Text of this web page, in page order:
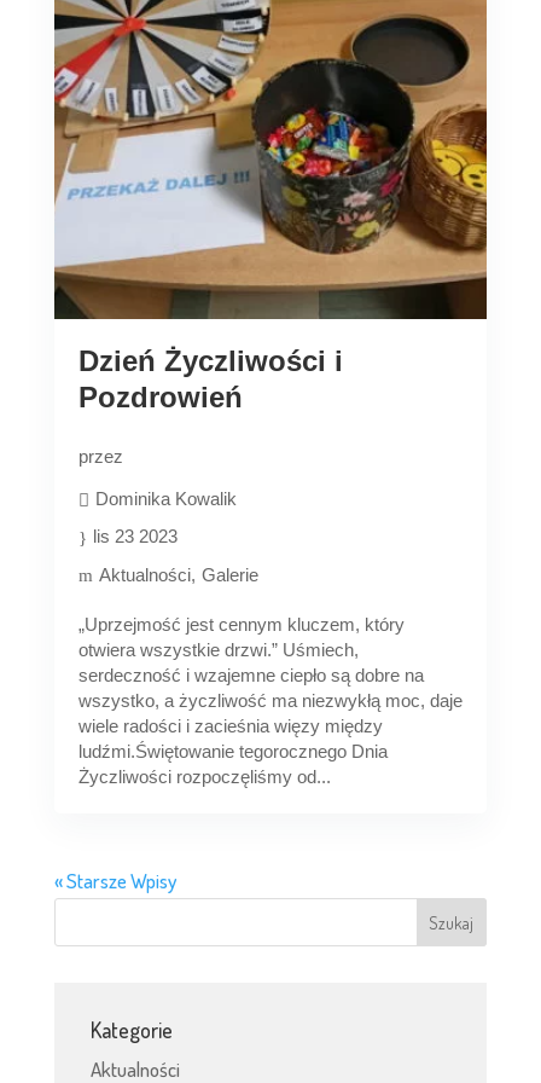
Dzień Życzliwości i
Pozdrowień
przez
Dominika Kowalik
lis 23 2023
Aktualności Galerie
„Uprzejmość jest cennym kluczem, który
otwiera wszystkie drzwi.” Uśmiech,
serdeczność i wzajemne ciepło są dobre na
wszystko, a życzliwość ma niezwykłą moc, daje
wiele radości i zacieśnia więzy między
ludźmi.Świętowanie tegorocznego Dnia
Życzliwości rozpoczęliśmy od...
« Starsze Wpisy
Kategorie
Aktualności